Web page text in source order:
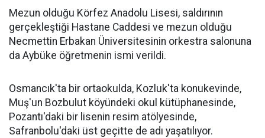
Mezun olduğu Körfez Anadolu Lisesi, saldırının
gerçekleştiği Hastane Caddesi ve mezun olduğu
Necmettin Erbakan Üniversitesinin orkestra salonuna
da Aybüke öğretmenin ismi verildi.
Osmancık'ta bir ortaokulda, Kozluk'ta konukevinde,
Muş'un Bozbulut köyündeki okul kütüphanesinde,
Pozantı'daki bir lisenin resim atölyesinde,
Safranbolu'daki üst geçitte de adı yaşatılıyor.